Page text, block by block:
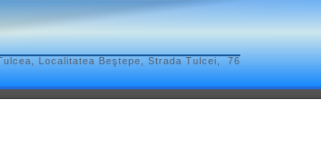
Localitatea Beştepe, Strada Tulcei, 76